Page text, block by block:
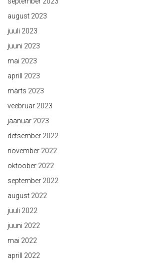
august 2023
juuli 2023
juuni 2023
mai 2023
aprill 2023
märts 2023
veebruar 2023
jaanuar 2023
detsember 2022
november 2022
oktoober 2022
september 2022
august 2022
juuli 2022
juuni 2022
mai 2022
aprill 2022